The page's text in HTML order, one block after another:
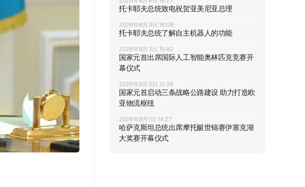
托卡耶夫总统致电祝贺亚美尼亚总理
2026年8月3日 16:08
托卡耶夫总统了解自主机器人的功能
2026年8月3日 15:40
国家元首出席国际人工智能奥林匹克竞赛开
幕仪式
2026年8月3日 12:36
国家元首启动三条战略公路建设 助力打造欧
亚物流枢纽
2026年8月1日 14:27
哈萨克斯坦总统出席摩托艇世锦赛伊塞克湖
大奖赛开幕仪式